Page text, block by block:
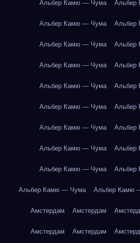
Альбер Камю — Чума
Альбер Камю — Чума
Альбер Камю — Чума
Альбер Камю — Чума
Альбер Камю — Чума
Альбер Камю — Чума
Альбер Камю — Чума
Альбер Камю — Чума
Альбер Камю — Чума
Альбер Камю — Чума Альбер Камю
Амстердам Амстердам
Амстердам Амстердам